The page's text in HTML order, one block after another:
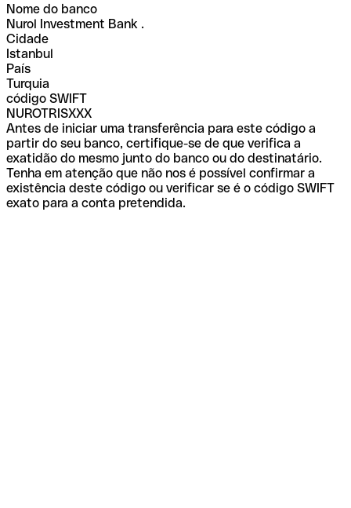
Nome do banco
Nurol Investment Bank .
Cidade
Istanbul
País
Turquia
código SWIFT
NUROTRISXXX
Antes de iniciar uma transferência para este código a
partir do seu banco, certifique-se de que verifica a
exatidão do mesmo junto do banco ou do destinatário.
Tenha em atenção que não nos é possível confirmar a
existência deste código ou verificar se é o código SWIFT
exato para a conta pretendida.